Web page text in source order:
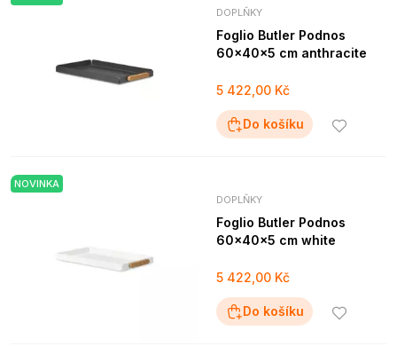
DOPLŇKY
Foglio Butler Podnos
60x40x5 cm anthracite
5 422,00 Kč
Do košíku
NOVINKA
DOPLŇKY
Foglio Butler Podnos
60x40x5 cm white
5 422,00 Kč
Do košíku